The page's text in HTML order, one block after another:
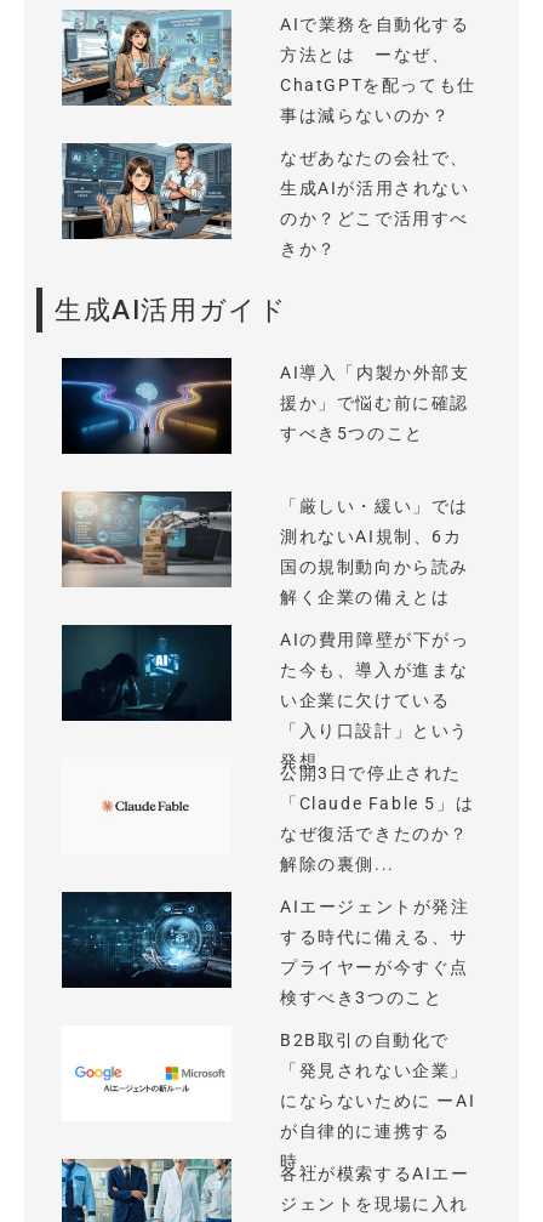
AIで業務を自動化する
方法とは ーなぜ、
ChatGPTを配っても仕
事は減らないのか？
なぜあなたの会社で、
生成AIが活用されない
のか？どこで活用すべ
きか？
生成AI活用ガイド
AI導入「内製か外部支
援か」で悩む前に確認
すべき5つのこと
「厳しい・緩い」では
測れないAI規制、6カ
国の規制動向から読み
解く企業の備えとは
AIの費用障壁が下がっ
た今も、導入が進まな
い企業に欠けている
「入り口設計」という
発想
公開3日で停止された
「Claude Fable 5」は
なぜ復活できたのか？
解除の裏側...
AIエージェントが発注
する時代に備える、サ
プライヤーが今すぐ点
検すべき3つのこと
B2B取引の自動化で
「発見されない企業」
にならないために ーAI
が自律的に連携する
時...
各社が模索するAIエー
ジェントを現場に入れ